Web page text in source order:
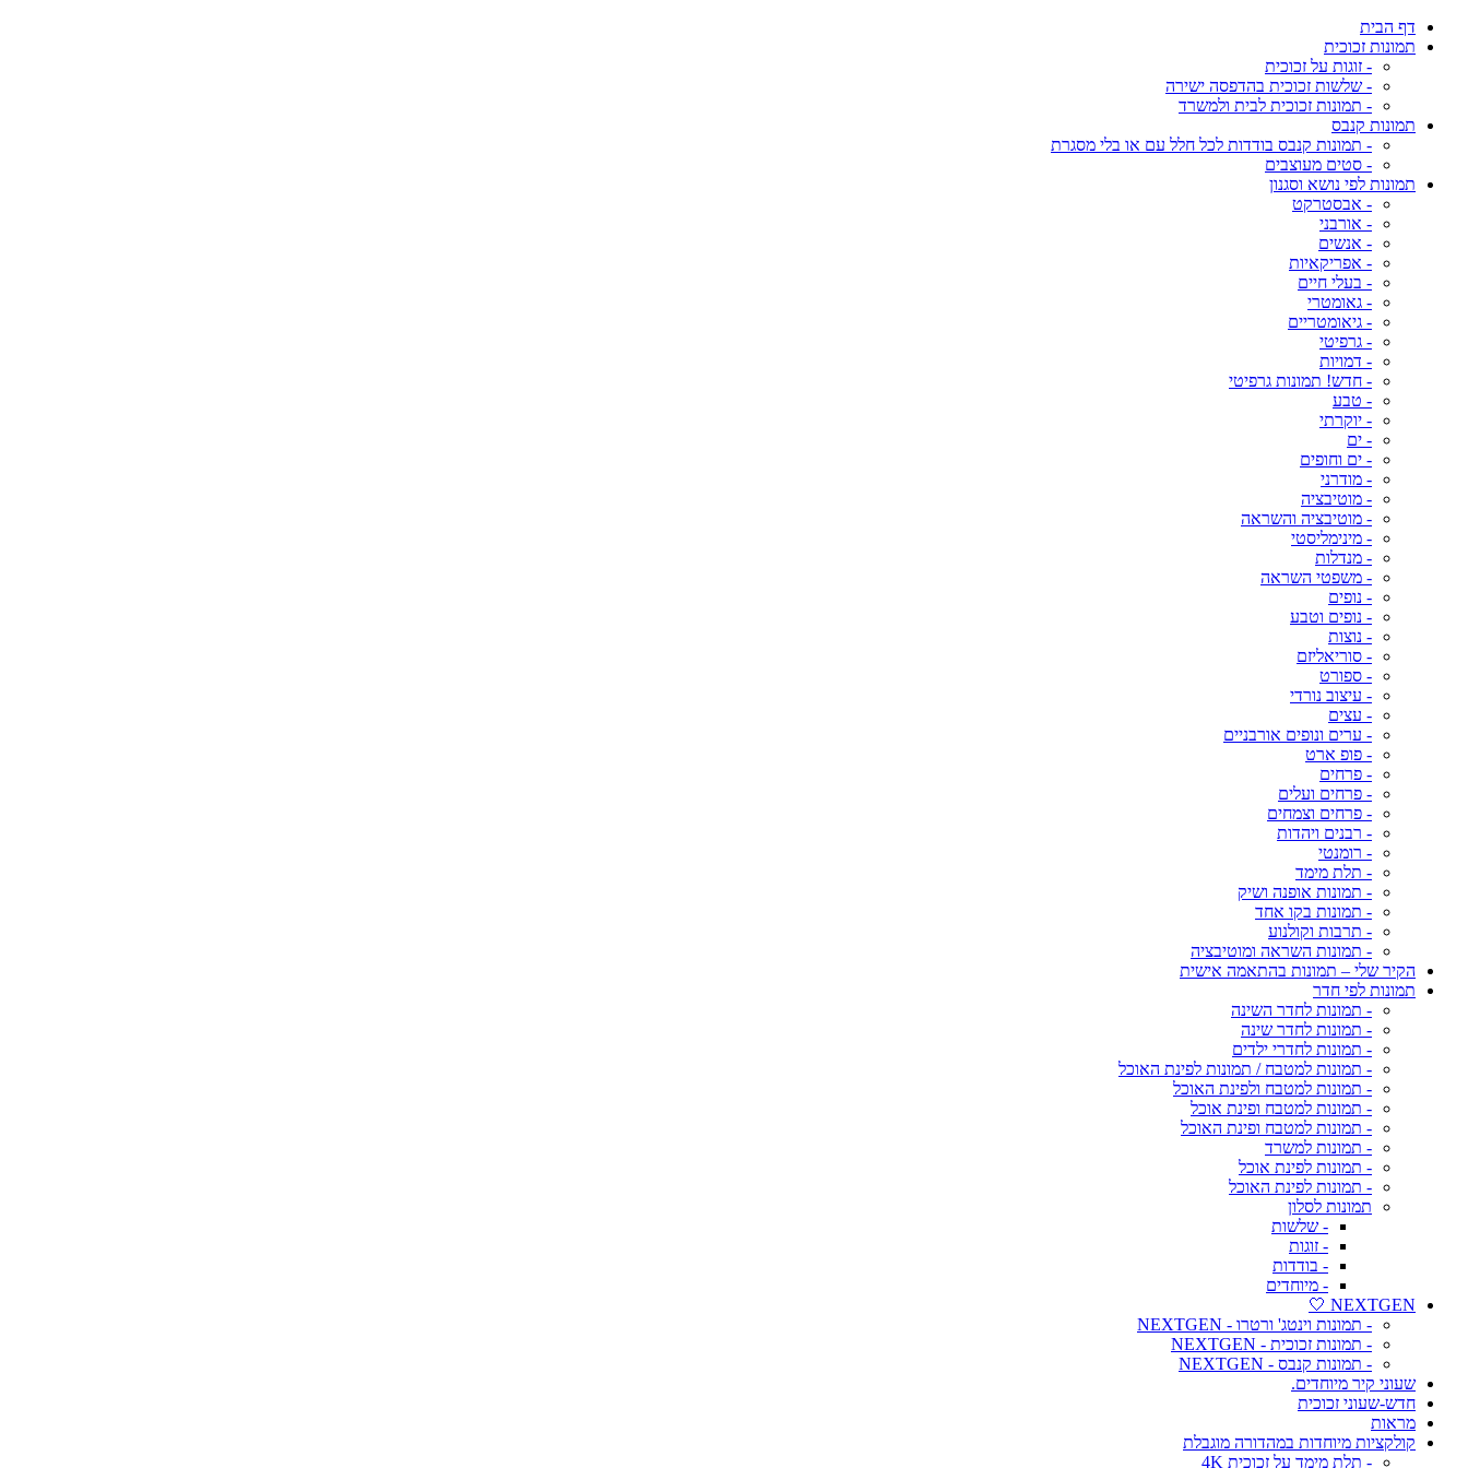
דף הבית
תמונות זכוכית
- זוגות על זכוכית
- שלשות זכוכית בהדפסה ישירה
- תמונות זכוכית לבית ולמשרד
תמונות קנבס
- תמונות קנבס בודדות לכל חלל עם או בלי מסגרת
- סטים מעוצבים
תמונות לפי נושא וסגנון
- אבסטרקט
- אורבני
- אנשים
- אפריקאיות
- בעלי חיים
- גאומטרי
- גיאומטריים
- גרפיטי
- דמויות
- חדש! תמונות גרפיטי
- טבע
- יוקרתי
- ים
- ים וחופים
- מודרני
- מוטיבציה
- מוטיבציה והשראה
- מינימליסטי
- מנדלות
- משפטי השראה
- נופים
- נופים וטבע
- נוצות
- סוריאליזם
- ספורט
- עיצוב נורדי
- עצים
- ערים ונופים אורבניים
- פופ ארט
- פרחים
- פרחים ועלים
- פרחים וצמחים
- רבנים ויהדות
- רומנטי
- תלת מימד
- תמונות אופנה ושיק
- תמונות בקו אחד
- תרבות וקולנוע
- תמונות השראה ומוטיבציה
הקיר שלי – תמונות בהתאמה אישית
תמונות לפי חדר
- תמונות לחדר השינה
- תמונות לחדר שינה
- תמונות לחדרי ילדים
- תמונות למטבח / תמונות לפינת האוכל
- תמונות למטבח ולפינת האוכל
- תמונות למטבח ופינת אוכל
- תמונות למטבח ופינת האוכל
- תמונות למשרד
- תמונות לפינת אוכל
- תמונות לפינת האוכל
תמונות לסלון
- שלשות
- זוגות
- בודדות
- מיוחדים
NEXTGEN 🤍
- תמונות וינטג' ורטרו - NEXTGEN
- תמונות זכוכית - NEXTGEN
- תמונות קנבס - NEXTGEN
שעוני קיר מיוחדים.
חדש-שעוני זכוכית
מראות
קולקציות מיוחדות במהדורה מוגבלת
- תלת מימד על זכוכית 4K